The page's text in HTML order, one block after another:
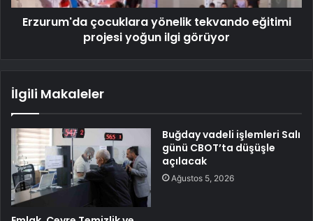
Erzurum'da çocuklara yönelik tekvando eğitimi
projesi yoğun ilgi görüyor
İlgili Makaleler
Buğday vadeli işlemleri Salı
günü CBOT’ta düşüşle
açılacak
Ağustos 5, 2026